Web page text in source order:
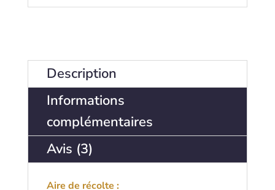
e
T
o
t
a
$
0
.
Description
Informations
complémentaires
Avis (3)
Aire de récolte :